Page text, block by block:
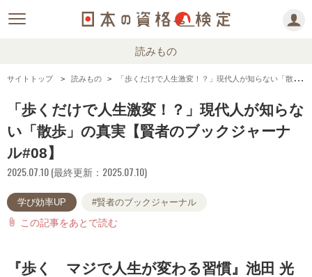
読みもの
サイトトップ 読みもの 「歩くだけで人生激変！？」現代人が知らない「散歩」の真実【賢者のブックジャーナル#08】
「歩くだけで人生激変！？」現代人が知らな
い「散歩」の真実【賢者のブックジャーナ
ル#08】
2025.07.10 (最終更新：2025.07.10)
学び効率UP #賢者のブックジャーナル
attach_file この記事をあとで読む
『歩く マジで人生が変わる習慣』池田 光